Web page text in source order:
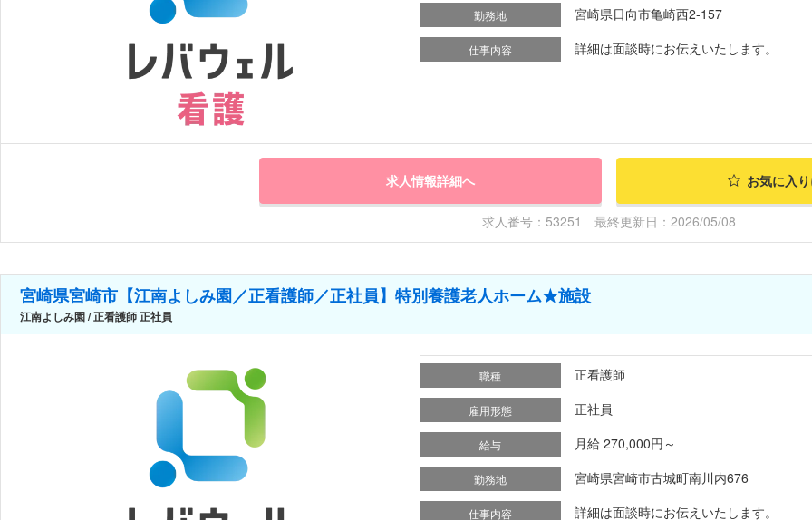
勤務地 宮崎県日向市亀崎西2-157
仕事内容 詳細は面談時にお伝えいたします。
求人情報詳細へ お気に入
求人番号：53251 最終更新日：2026/05/08
宮崎県宮崎市【江南よしみ園／正看護師／正社員】特別養護老人ホーム★施設
江南よしみ園 / 正看護師 正社員
職種 正看護師
雇用形態 正社員
給与 月給 270,000円～
勤務地 宮崎県宮崎市古城町南川内676
仕事内容 詳細は面談時にお伝えいたします。